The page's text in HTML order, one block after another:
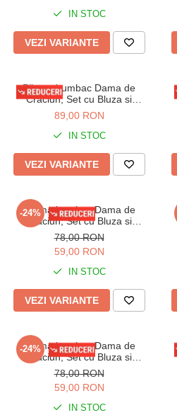
IN STOC
VEZI VARIANTE
Pijama bumbac Dama de
Craciun, Set cu Bluza si
Pantaloni lungi, rosu 01018-2
89,00 RON
IN STOC
VEZI VARIANTE
-24%
Pijama bumbac Dama de
Craciun, Set cu Bluza si
Pantaloni lungi, rosu 01018
78,00 RON
59,00 RON
IN STOC
VEZI VARIANTE
-24%
Pijama bumbac Dama de
Craciun, Set cu Bluza si
Pantaloni lungi, rosu 01016
78,00 RON
59,00 RON
IN STOC